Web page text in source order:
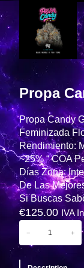
Propa
Propa Candy
Feminizada
Rendimiento:
~25% “ COA
Días Zona:
De Las
Si Buscas
€125.00 IVA
P
O
A
− +